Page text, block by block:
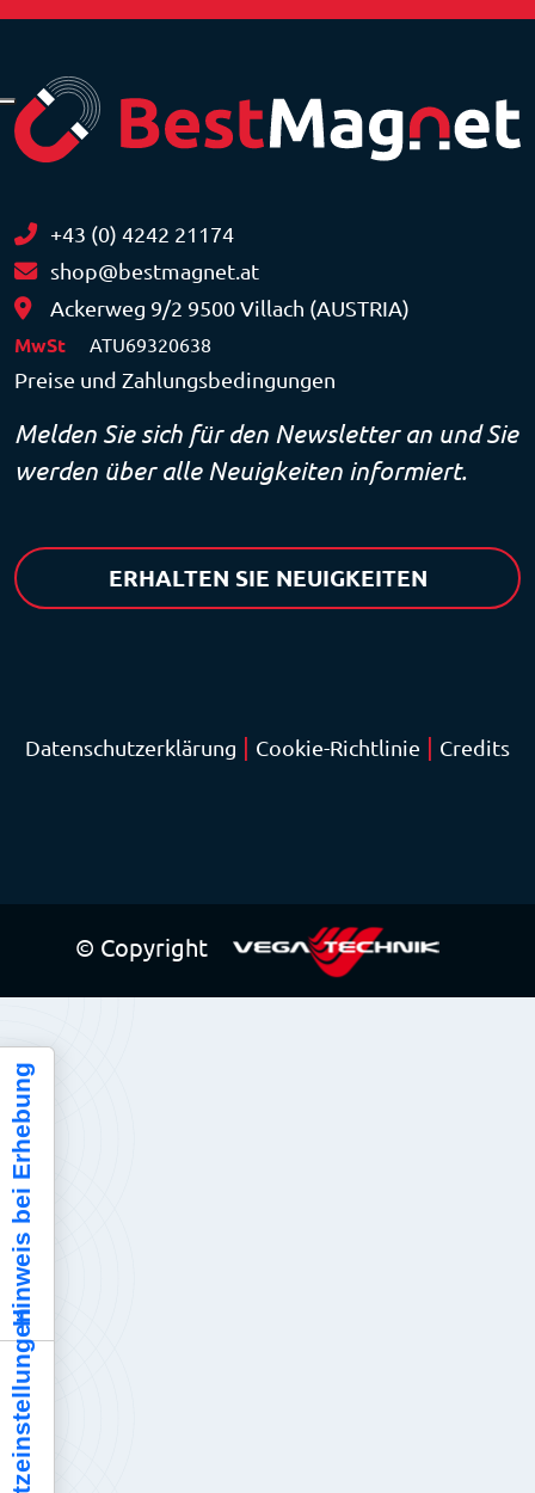
+43 (0) 4242 21174
shop@bestmagnet.at
Ackerweg 9/2 9500 Villach (AUSTRIA)
MwSt ATU69320638
Preise und Zahlungsbedingungen
Melden Sie sich für den Newsletter an und Sie
werden über alle Neuigkeiten informiert.
ERHALTEN SIE NEUIGKEITEN
Datenschutzerklärung Cookie-Richtlinie Credits
© Copyright
Hinweis bei Erhebung